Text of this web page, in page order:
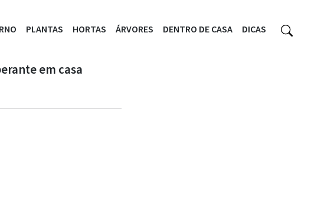
PLANTAS HORTAS ÁRVORES DENTRO DE CASA DICAS
em casa